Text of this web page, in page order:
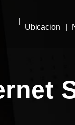
Ubicacion